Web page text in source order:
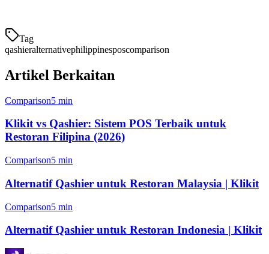
Tag
qashieralternativephilippinesposcomparison
Artikel Berkaitan
Comparison5 min
Klikit vs Qashier: Sistem POS Terbaik untuk
Restoran Filipina (2026)
Comparison5 min
Alternatif Qashier untuk Restoran Malaysia | Klikit
Comparison5 min
Alternatif Qashier untuk Restoran Indonesia | Klikit